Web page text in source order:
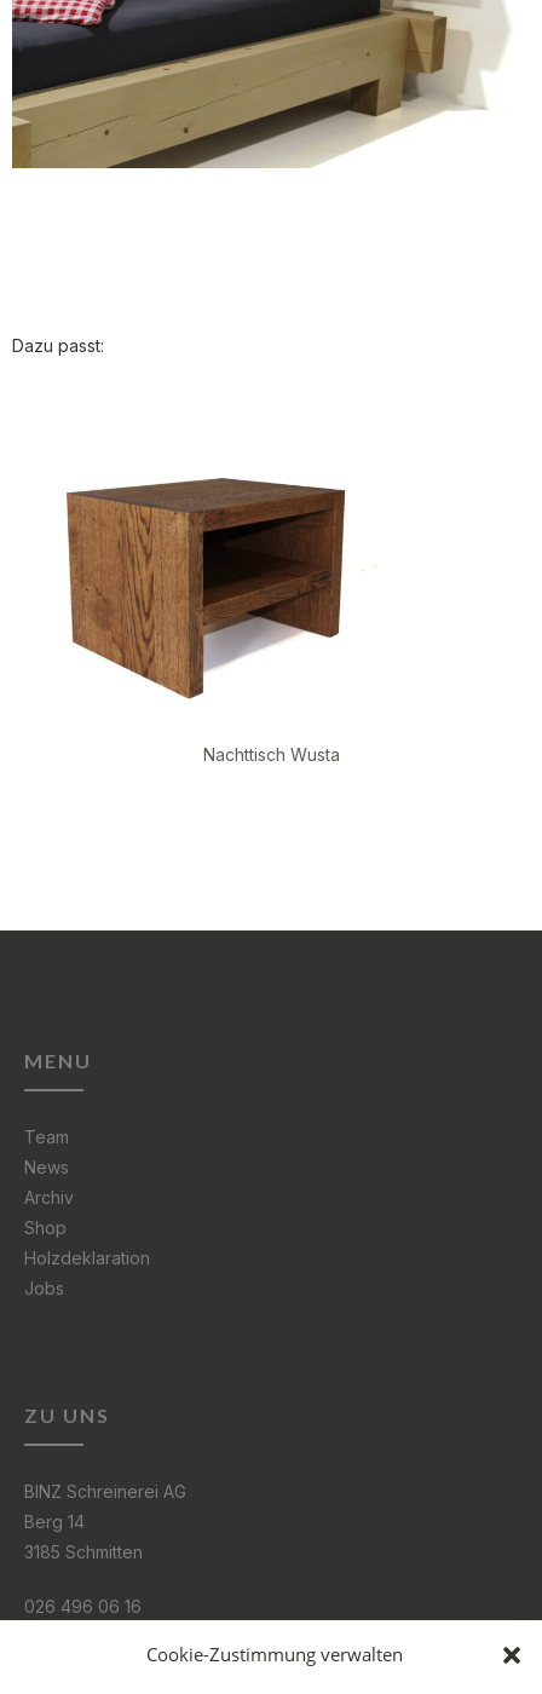
Cookie-Zustimmung verwalten
Dazu passt:
Nachttisch Wusta
MENU
Team
News
Archiv
Shop
Holzdeklaration
Jobs
ZU UNS
BINZ Schreinerei AG
Berg 14
3185 Schmitten
026 496 06 16
info@binz.swiss